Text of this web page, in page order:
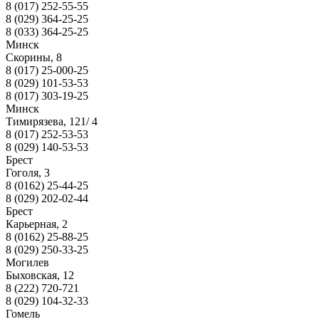
8 (017) 252-55-55
8 (029) 364-25-25
8 (033) 364-25-25
Минск
Скорины, 8
8 (017) 25-000-25
8 (029) 101-53-53
8 (017) 303-19-25
Минск
Тимирязева, 121/ 4
8 (017) 252-53-53
8 (029) 140-53-53
Брест
Гоголя, 3
8 (0162) 25-44-25
8 (029) 202-02-44
Брест
Карьерная, 2
8 (0162) 25-88-25
8 (029) 250-33-25
Могилев
Быховская, 12
8 (222) 720-721
8 (029) 104-32-33
Гомель